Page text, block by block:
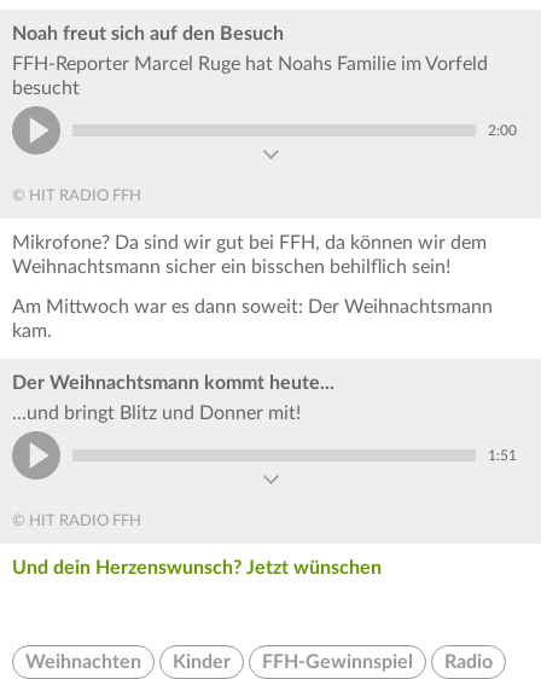
Noah freut sich auf den Besuch
FFH-Reporter Marcel Ruge hat Noahs Familie im Vorfeld
besucht
2:00
© HIT RADIO FFH
Mikrofone? Da sind wir gut bei FFH, da können wir dem
Weihnachtsmann sicher ein bisschen behilflich sein!
Am Mittwoch war es dann soweit: Der Weihnachtsmann
kam.
Der Weihnachtsmann kommt heute...
...und bringt Blitz und Donner mit!
1:51
© HIT RADIO FFH
Und dein Herzenswunsch? Jetzt wünschen
Weihnachten Kinder FFH-Gewinnspiel Radio